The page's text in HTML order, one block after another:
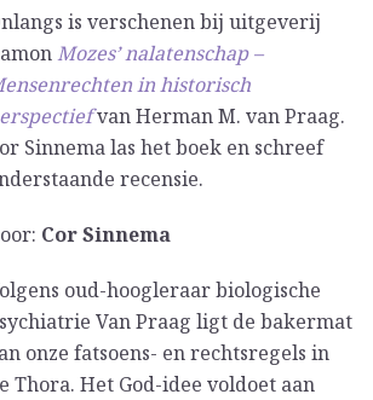
is verschenen bij uitgeverij
Mozes’ nalatenschap –
in historisch
van Herman M. van Praag.
Sinnema las het boek en schreef
recensie.
Cor Sinnema
oud-hoogleraar biologische
Van Praag ligt de bakermat
onze fatsoens- en rechtsregels in
Thora. Het God-idee voldoet aan